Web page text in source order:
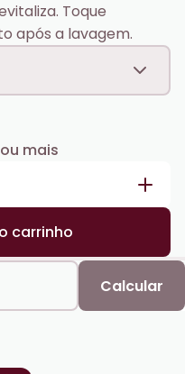
Toque
após a lavagem.
ou mais
carrinho
Calcular